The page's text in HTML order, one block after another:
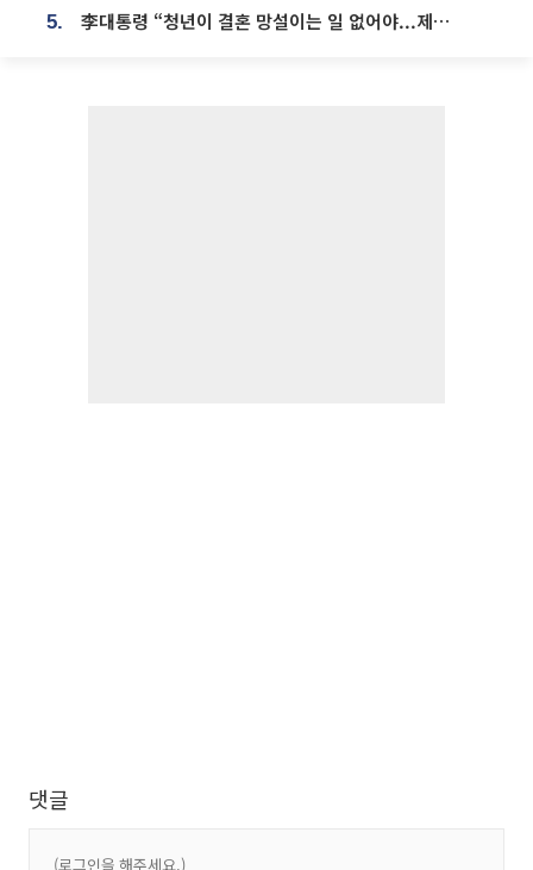
5. 李대통령 “청년이 결혼 망설이는 일 없어야...제도상 불이익 조사”
댓글